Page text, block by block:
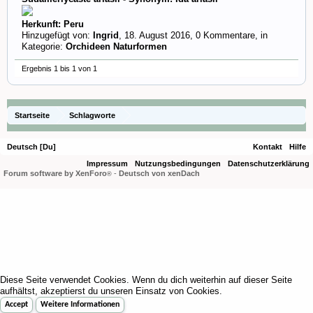
Herkunft: Peru
Hinzugefügt von: Ingrid , 18. August 2016, 0 Kommentare, in
Kategorie: Orchideen Naturformen
Ergebnis 1 bis 1 von 1
Startseite Schlagworte
Deutsch [Du] Kontakt
Hilfe
Impressum
Nutzungsbedingungen
Datenschutzerklärung
Forum software by XenForo® - Deutsch von xenDach
Diese Seite verwendet Cookies. Wenn du dich weiterhin auf dieser Seite
aufhältst, akzeptierst du unseren Einsatz von Cookies.
Accept Weitere Informationen